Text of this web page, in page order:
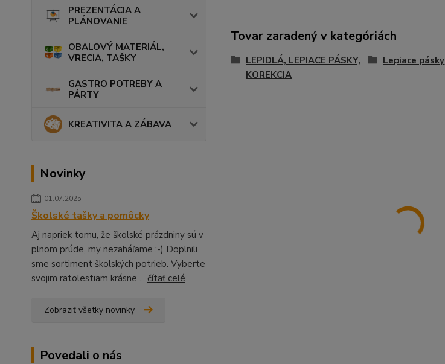
PREZENTÁCIA A
PLÁNOVANIE
OBALOVÝ MATERIÁL,
VRECIA, TAŠKY
GASTRO POTREBY A
PÁRTY
KREATIVITA A ZÁBAVA
Novinky
01.07.2025
Školské tašky a pomôcky
Aj napriek tomu, že školské prázdniny sú v
plnom prúde, my nezaháľame :-) Doplnili
sme sortiment školských potrieb. Vyberte
svojim ratolestiam krásne ... čítať celé
Zobraziť všetky novinky
Povedali o nás
Tovar zaradený v kategóriách
LEPIDLÁ, LEPIACE PÁSKY,
KOREKCIA
Lepiace pásky